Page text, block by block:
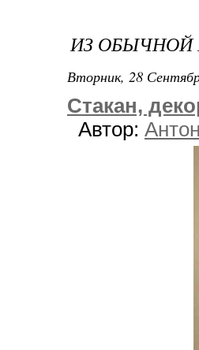
ИЗ ОБЫЧНОЙ
Вторник, 28
Стакан,
Автор: